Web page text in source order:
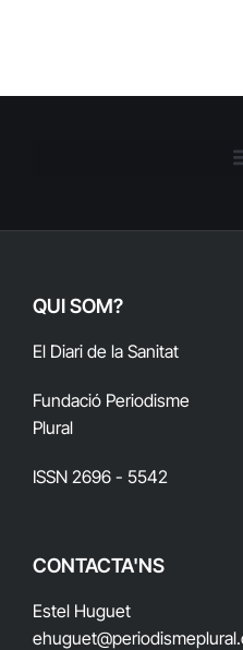
QUI SOM?
El Diari de la Sanitat
Fundació Periodisme
Plural
ISSN 2696 - 5542
CONTACTA'NS
Estel Huguet
ehuguet